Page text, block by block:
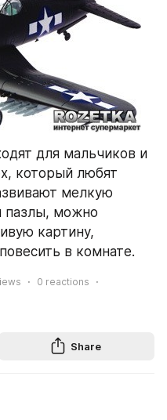
для мальчиков и
который любят
мелкую
пазлы, можно
картину,
в комнате.
0 reactions
Share